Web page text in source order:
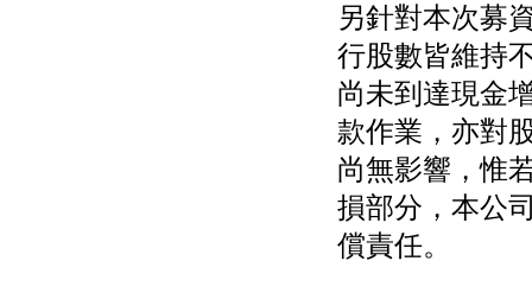
另針對本次募
行股數皆維持
尚未到達現金
款作業，亦對
尚無影響，惟
損部分，本公
償責任。